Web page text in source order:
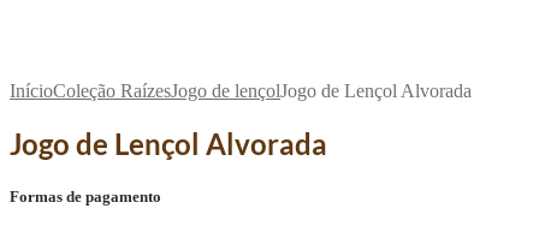
InícioColeção RaízesJogo de lençolJogo de Lençol Alvorada
Jogo de Lençol Alvorada
Formas de pagamento